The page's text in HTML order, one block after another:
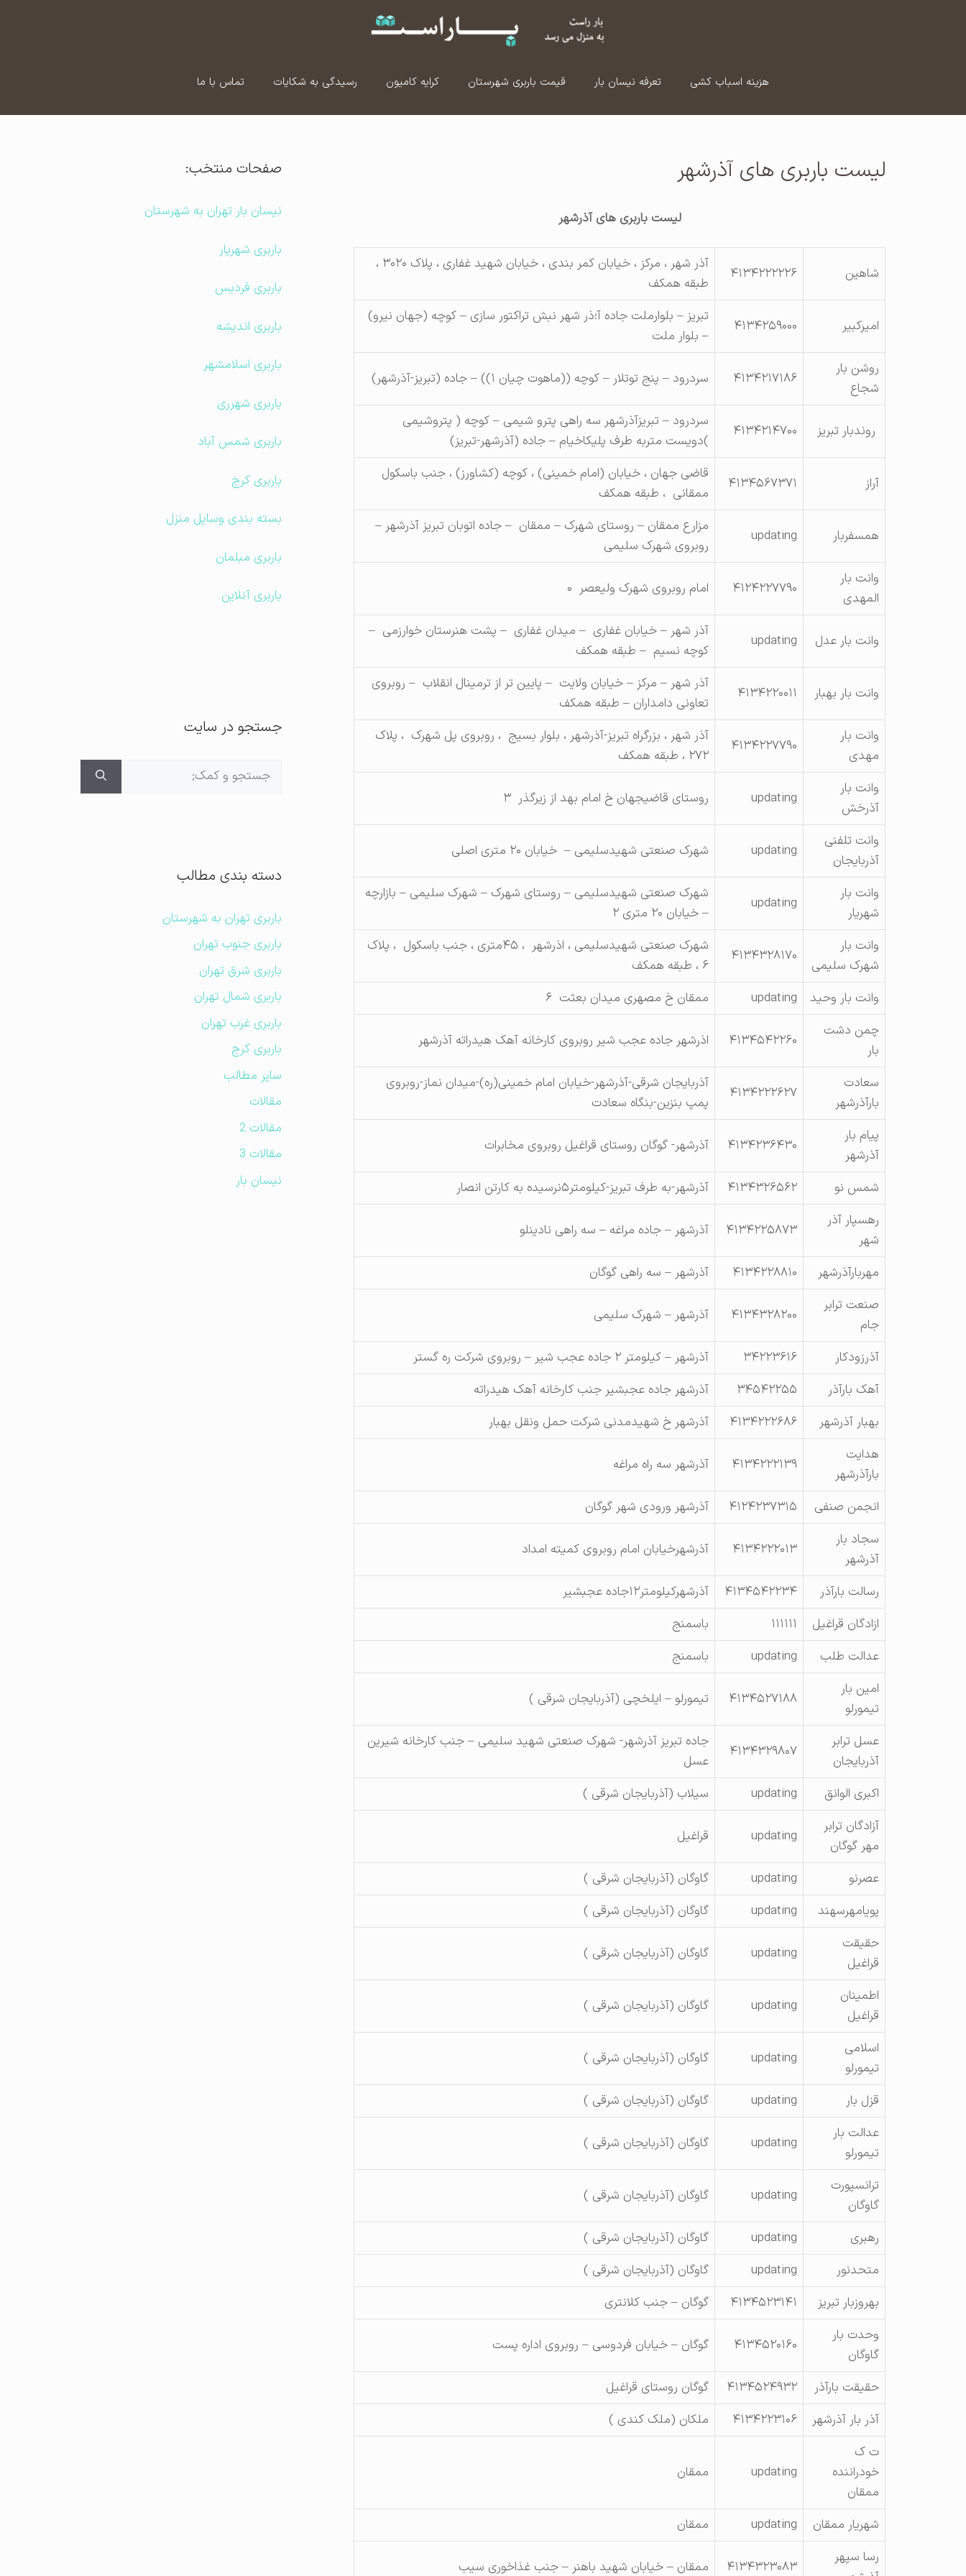
هزینه اسباب کشی تعرفه نیسان بار قیمت باربری شهرستان کرایه کامیون رسیدگی به شکایات تماس با ما
لیست باربری های آذرشهر
لیست باربری های آذرشهر
شاهین ۴۱۳۴۲۲۲۲۲۶
آذر شهر ، مرکز ، خیابان کمر بندی ، خیابان شهید غفاری ، پلاک ۳۰۲۰ ،
طبقه همکف
امیرکبیر ۴۱۳۴۲۵۹۰۰۰
تبریز – بلوارملت جاده آ؛ذر شهر نبش تراکتور سازی – کوچه (جهان نیرو)
– بلوار ملت
روشن بار
شجاع
۴۱۳۴۲۱۷۱۸۶ سردرود – پنج توتلار – کوچه ((ماهوت چیان ۱)) – جاده (تبریز-آذرشهر)
روندبار تبریز ۴۱۳۴۲۱۴۷۰۰
سردرود – تبریزآذرشهر سه راهی پترو شیمی – کوچه ( پتروشیمی
)دویست متربه طرف پلیکاخیام – جاده (آذرشهر-تبریز)
آراز ۴۱۳۴۵۶۷۳۷۱
قاضی جهان ، خیابان (امام خمینی) ، کوچه (کشاورز) ، جنب باسکول
ممقانی ، طبقه همکف
همسفربار updating
مزارع ممقان – روستای شهرک – ممقان – جاده اتوبان تبریز آذرشهر –
روبروی شهرک سلیمی
وانت بار
المهدی
۴۱۲۴۲۲۷۷۹۰ امام روبروی شهرک ولیعصر ۰
وانت بار عدل updating
آذر شهر – خیابان غفاری – میدان غفاری – پشت هنرستان خوارزمی –
کوچه نسیم – طبقه همکف
وانت بار بهبار ۴۱۳۴۲۲۰۰۱۱
آذر شهر – مرکز – خیابان ولایت – پایین تر از ترمینال انقلاب – روبروی
تعاونی دامداران – طبقه همکف
وانت بار
مهدی
۴۱۳۴۲۲۷۷۹۰
آذر شهر ، بزرگراه تبریز-آذرشهر ، بلوار بسیج ، روبروی پل شهرک ، پلاک
۲۷۲ ، طبقه همکف
وانت بار
آذرخش
updating روستای قاضیجهان خ امام بهد از زیرگذر ۳
وانت تلفنی
آذربایجان
updating شهرک صنعتی شهیدسلیمی – خیابان ۲۰ متری اصلی
وانت بار
شهریار
updating
شهرک صنعتی شهیدسلیمی – روستای شهرک – شهرک سلیمی – بازارچه
– خیابان ۲۰ متری ۲
وانت بار
شهرک سلیمی
۴۱۳۴۳۲۸۱۷۰
شهرک صنعتی شهیدسلیمی ، اذرشهر ، ۴۵متری ، جنب باسکول ، پلاک
۶ ، طبقه همکف
وانت بار وحید
updating
ممقان خ مصهری میدان بعثت ۶
چمن دشت
بار
۴۱۳۴۵۴۲۲۶۰ اذرشهر جاده عجب شیر روبروی کارخانه آهک هیدراته آذرشهر
سعادت
بارآذرشهر
۴۱۳۴۲۲۲۶۲۷
آذربایجان شرقی-آذرشهر-خیابان امام خمینی(ره)-میدان نماز-روبروی
پمپ بنزین-بنگاه سعادت
پیام بار
آذرشهر
۴۱۳۴۲۳۶۴۳۰ آذرشهر- گوگان روستای قراغیل روبروی مخابرات
شمس نو ۴۱۳۴۳۲۶۵۶۲
آذرشهر-به طرف تبریز-کیلومتر۵نرسیده به کارتن انصار
رهسپار آذر
شهر
۴۱۳۴۲۲۵۸۷۳ آذرشهر – جاده مراغه – سه راهی نادینلو
مهربارآذرشهر ۴۱۳۴۲۲۸۸۱۰
آذرشهر – سه راهی گوگان
صنعت ترابر
جام
۴۱۳۴۳۲۸۲۰۰ آذرشهر – شهرک سلیمی
آذرزودکار ۳۴۲۲۳۶۱۶
آذرشهر – کیلومتر ۲ جاده عجب شیر – روبروی شرکت ره گستر
آهک بارآذر
۳۴۵۴۲۲۵۵
آذرشهر جاده عجبشیر جنب کارخانه آهک هیدراته
بهبار آذرشهر
۴۱۳۴۲۲۲۶۸۶
آذرشهر خ شهیدمدنی شرکت حمل ونقل بهبار
هدایت
بارآذرشهر
۴۱۳۴۲۲۲۱۳۹ آذرشهر سه راه مراغه
انجمن صنفی ۴۱۲۴۲۳۷۳۱۵
آذرشهر ورودی شهر گوگان
سجاد بار
آذرشهر
۴۱۳۴۲۲۲۰۱۳ آذرشهرخیابان امام روبروی کمیته امداد
رسالت بارآذر ۴۱۳۴۵۴۲۲۳۴
آذرشهرکیلومتر۱۲جاده عجبشیر
ازادگان قراغیل
۱۱۱۱۱۱
باسمنج
عدالت طلب
updating
باسمنج
امین بار
تیمورلو
۴۱۳۴۵۲۷۱۸۸ تیمورلو – ایلخچی (آذربایجان شرقی )
عسل ترابر
آذربایجان
۴۱۳۴۳۲۹۸۰۷
جاده تبریز آذرشهر- شهرک صنعتی شهید سلیمی – جنب کارخانه شیرین
عسل
اکبری الوانق
updating
سیلاب (آذربایجان شرقی )
آزادگان ترابر
مهر گوگان
updating قراغیل
عصرنو updating
گاوگان (آذربایجان شرقی )
پویامهرسهند
updating
گاوگان (آذربایجان شرقی )
حقیقت
قراغیل
updating گاوگان (آذربایجان شرقی )
اطمینان
قراغیل
updating گاوگان (آذربایجان شرقی )
اسلامی
تیمورلو
updating گاوگان (آذربایجان شرقی )
قزل بار updating
گاوگان (آذربایجان شرقی )
عدالت بار
تیمورلو
updating گاوگان (آذربایجان شرقی )
ترانسپورت
گاوگان
updating گاوگان (آذربایجان شرقی )
رهبری updating
گاوگان (آذربایجان شرقی )
متحدنور
updating
گاوگان (آذربایجان شرقی )
بهروزبار تبریز
۴۱۳۴۵۲۳۱۴۱
گوگان – جنب کلانتری
وحدت بار
گاوگان
۴۱۳۴۵۲۰۱۶۰ گوگان – خیابان فردوسی – روبروی اداره پست
حقیقت بارآذر ۴۱۳۴۵۲۴۹۳۲
گوگان روستای قراغیل
آذر بار آذرشهر
۴۱۳۴۲۲۳۱۰۶
ملکان (ملک کندی )
ت ک
خودراننده
ممقان
updating ممقان
شهریار ممقان updating
ممقان
رسا سپهر
۴۱۳۴۳۲۳۰۸۳ ممقان – خیابان شهید باهنر – جنب غذاخوری سیب
صفحات منتخب:
نیسان بار تهران به شهرستان
باربری شهریار
باربری فردیس
باربری اندیشه
باربری اسلامشهر
باربری شهرری
باربری شمس آباد
باربری کرج
بسته بندی وسایل منزل
باربری مبلمان
باربری آنلاین
جستجو در سایت
جستجوی
دسته بندی مطالب
باربری تهران به شهرستان
باربری جنوب تهران
باربری شرق تهران
باربری شمال تهران
باربری غرب تهران
باربری کرج
سایر مطالب
مقالات
مقالات 2
مقالات 3
نیسان بار